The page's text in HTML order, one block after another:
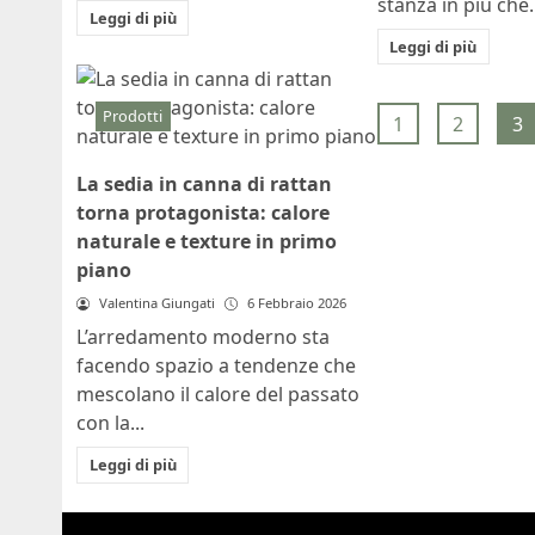
Leggi di più
Leggi di più
Prodotti
La sedia in canna di rattan
torna protagonista: calore
naturale e texture in primo
piano
Valentina Giungati 6 Febbraio 2026
L’arredamento moderno sta
facendo spazio a tendenze che
mescolano il calore del passato
con la...
Leggi di più
1 2 3